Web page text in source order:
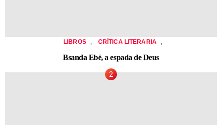
LIBROS CRÍTICA LITERARIA
Bsanda Ebé, a espada de Deus